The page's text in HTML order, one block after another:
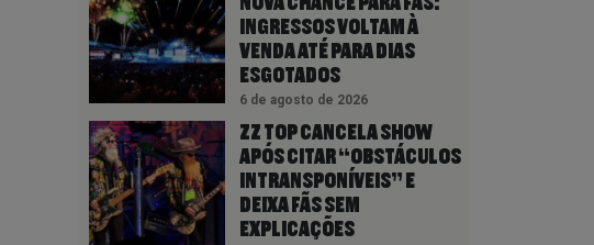
INGRESSOS VOLTAM À
VENDA ATÉ PARA DIAS
ESGOTADOS
6 de agosto de 2026
ZZ TOP CANCELA SHOW
APÓS CITAR “OBSTÁCULOS
INTRANSPONÍVEIS” E
DEIXA FÃS SEM
EXPLICAÇÕES